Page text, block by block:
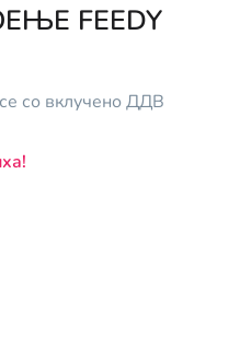
FEEDY
со вклучено ДДВ